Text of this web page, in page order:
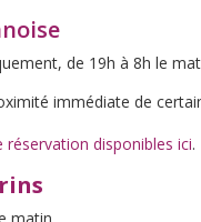
de 19h à 8h le
immédiate de
disponibles ici.
matin